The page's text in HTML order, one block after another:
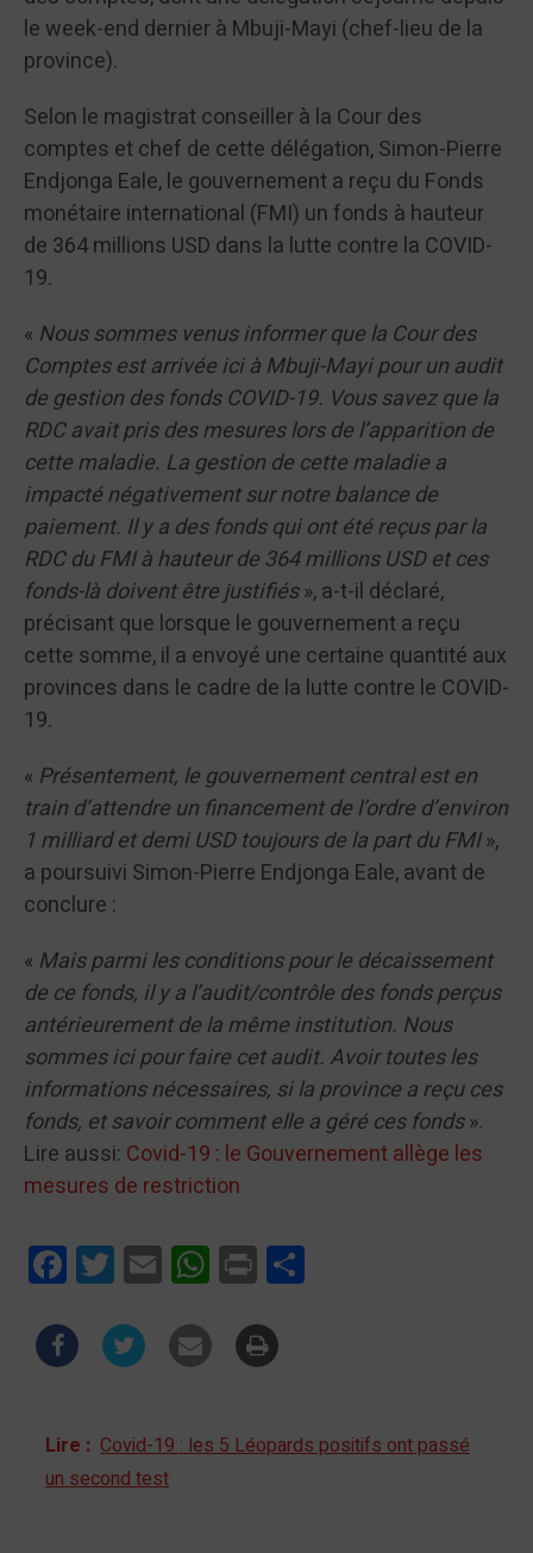
le week-end dernier à Mbuji-Mayi (chef-lieu de la
province).
Selon le magistrat conseiller à la Cour des
comptes et chef de cette délégation, Simon-Pierre
Endjonga Eale, le gouvernement a reçu du Fonds
monétaire international (FMI) un fonds à hauteur
de 364 millions USD dans la lutte contre la COVID-
19.
« Nous sommes venus informer que la Cour des
Comptes est arrivée ici à Mbuji-Mayi pour un audit
de gestion des fonds COVID-19. Vous savez que la
RDC avait pris des mesures lors de l’apparition de
cette maladie. La gestion de cette maladie a
impacté négativement sur notre balance de
paiement. Il y a des fonds qui ont été reçus par la
RDC du FMI à hauteur de 364 millions USD et ces
fonds-là doivent être justifiés», a-t-il déclaré,
précisant que lorsque le gouvernement a reçu
cette somme, il a envoyé une certaine quantité aux
provinces dans le cadre de la lutte contre le COVID-
19.
« Présentement, le gouvernement central est en
train d’attendre un financement de l’ordre d’environ
1 milliard et demi USD toujours de la part du FMI»,
a poursuivi Simon-Pierre Endjonga Eale, avant de
conclure :
« Mais parmi les conditions pour le décaissement
de ce fonds, il y a l’audit/contrôle des fonds perçus
antérieurement de la même institution. Nous
sommes ici pour faire cet audit. Avoir toutes les
informations nécessaires, si la province a reçu ces
fonds, et savoir comment elle a géré ces fonds».
Lire aussi: Covid-19 : le Gouvernement allège les
mesures de restriction
FacebookTwitterEmail WhatsApp
Print
Lire : Covid-19 : les 5 Léopards positifs ont passé
un second test